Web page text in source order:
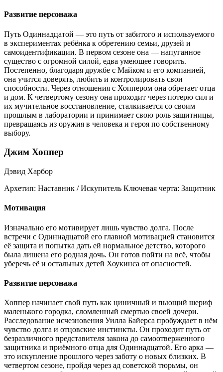
Развитие персонажа
Путь Одиннадцатой — это путь от забитого и используемого
в экспериментах ребёнка к обретению семьи, друзей и
самоидентификации. В первом сезоне она — напуганное
существо с огромной силой, едва умеющее говорить.
Постепенно, благодаря дружбе с Майком и его компанией,
она учится доверять, любить и контролировать свои
способности. Через отношения с Хоппером она обретает отца
и дом. К четвертому сезону она проходит через потерю сил и
их мучительное восстановление, сталкивается со своим
прошлым в лаборатории и принимает свою роль защитницы,
превращаясь из оружия в человека и героя по собственному
выбору.
Джим Хоппер
Дэвид Харбор
Архетип: Наставник / Искупитель Ключевая черта: Защитник
Мотивация
Изначально его мотивирует лишь чувство долга. После
встречи с Одиннадцатой его главной мотивацией становится
её защита и попытка дать ей нормальное детство, которого
была лишена его родная дочь. Он готов пойти на всё, чтобы
уберечь её и остальных детей Хоукинса от опасностей.
Развитие персонажа
Хоппер начинает свой путь как циничный и пьющий шериф
маленького городка, сломленный смертью своей дочери.
Расследование исчезновения Уилла Байерса пробуждает в нём
чувство долга и отцовские инстинкты. Он проходит путь от
безразличного представителя закона до самоотверженного
защитника и приёмного отца для Одиннадцатой. Его арка —
это искупление прошлого через заботу о новых близких. В
четвертом сезоне, пройдя через ад советской тюрьмы, он